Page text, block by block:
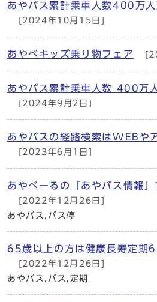
あやバス累計乗車人数400万人
[2024年10月15日]
あやべキッズ乗り物フェア
あやバス累計乗車人数 400万
[2024年9月2日]
あやバスの経路検索はWEBや
[2023年6月1日]
あやべーるの「あやバス情報
[2022年12月26日]
あやバス,バス停
65歳以上の方は健康長寿定期
[2022年12月26日]
あやバス,バス,定期